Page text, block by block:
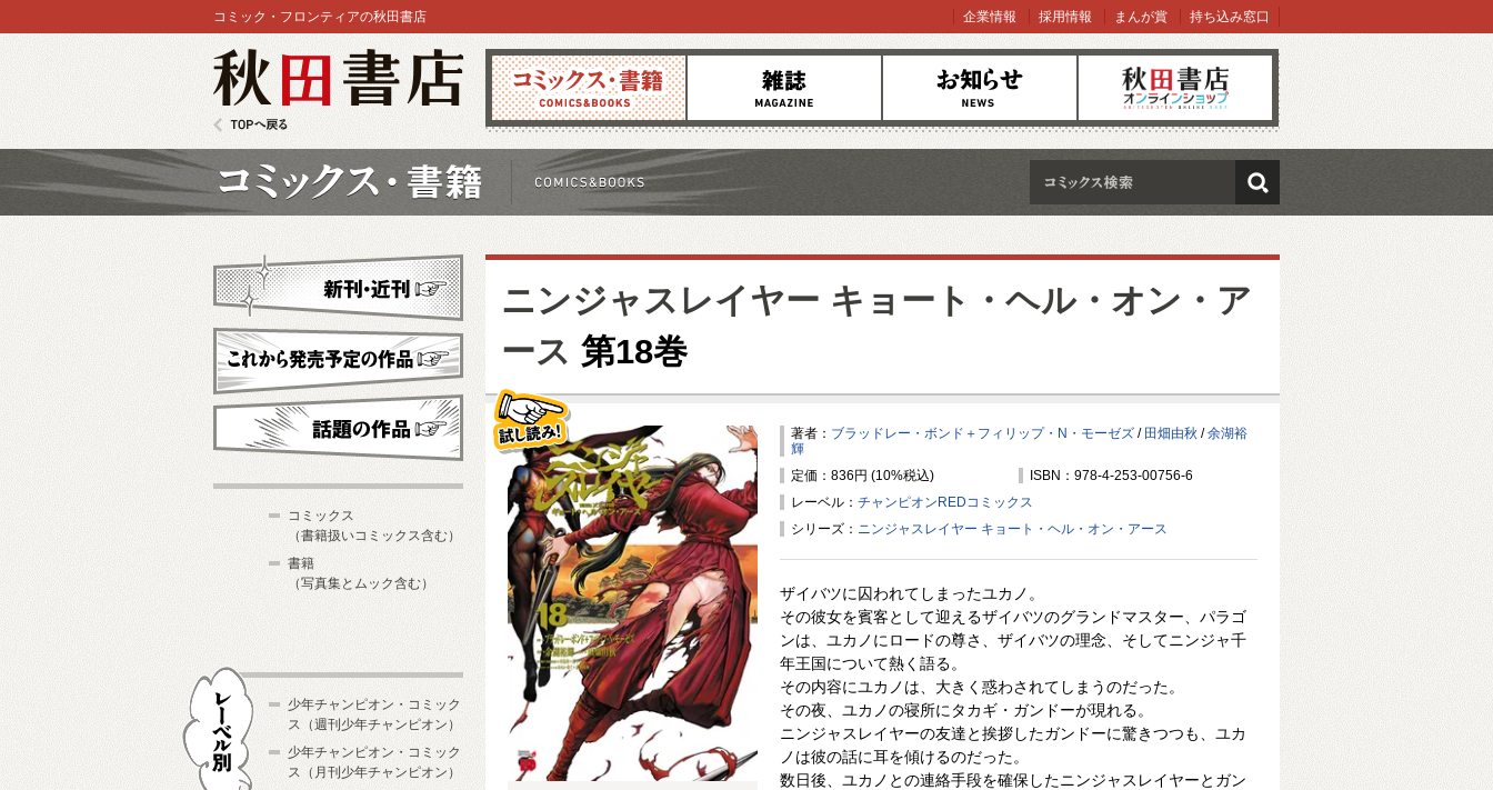
コミックス 雑誌 お知らせ オンラインショップ
コミック・フロンティアの秋田書店 企業情報 採用情報 まんが賞 持ち込み窓口
検索
ニンジャスレイヤー キョート・ヘル・オン・ア
ース 第18巻
著者： ブラッドレー・ボンド＋フィリップ・N・モーゼズ / 田畑由秋 /余湖裕
輝
定価：836円 (10%税込)
ISBN：978-4-253-00756-6
レーベル： チャンピオンREDコミックス
シリーズ： ニンジャスレイヤー キョート・ヘル・オン・アース
ザイバツに囚われてしまったユカノ。
その彼女を賓客として迎えるザイバツのグランドマスター、パラゴ
ンは、ユカノにロードの尊さ、ザイバツの理念、そしてニンジャ千
年王国について熱く語る。
その内容にユカノは、大きく惑わされてしまうのだった。
その夜、ユカノの寝所にタカギ・ガンドーが現れる。
ニンジャスレイヤーの友達と挨拶したガンドーに驚きつつも、ユカ
ノは彼の話に耳を傾けるのだった。
数日後、ユカノとの連絡手段を確保したニンジャスレイヤーとガン
試し読み！
新刊・近刊
これから発売予定
コミックス
（書籍扱いコミックス含む）
書籍
（写真集とムック含む）
少年チャンピオン・コミック
ス（週刊少年チャンピオン）
少年チャンピオン・コミック
ス（月刊少年チャンピオン）